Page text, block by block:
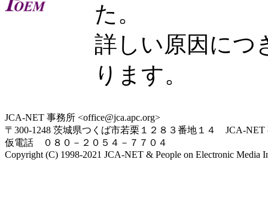
た。
詳しい原因につ
ります。
JCA-NET 事務所 <office@jca.apc.org>
〒300-1248 茨城県つくば市若栗１２８３番地１４ JCA-NET
仮電話 ０８０－２０５４－７７０４
Copyright (C) 1998-2021 JCA-NET & People on Electronic Media